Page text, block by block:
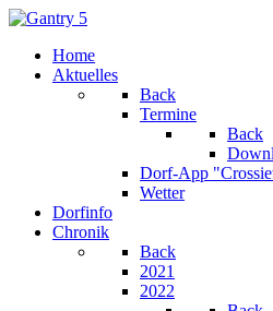
Home
Aktuelles
Back
Termine
Back
Dorf-App
Wetter
Dorfinfo
Chronik
Back
2021
2022